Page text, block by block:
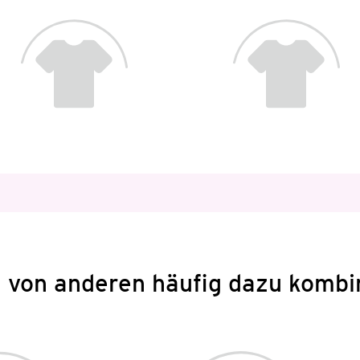
von anderen häufig dazu